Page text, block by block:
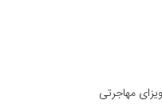
میکشد؟ اخذ ویزای بلغارستان
مرجع ویزا کلیه مراحل
برایتان انجام خواهد تا هم
ویزای مهاجرتی